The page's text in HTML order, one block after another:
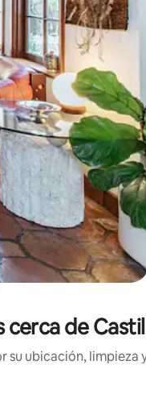
con el tacto o desliza
de
su ubicación, limpieza